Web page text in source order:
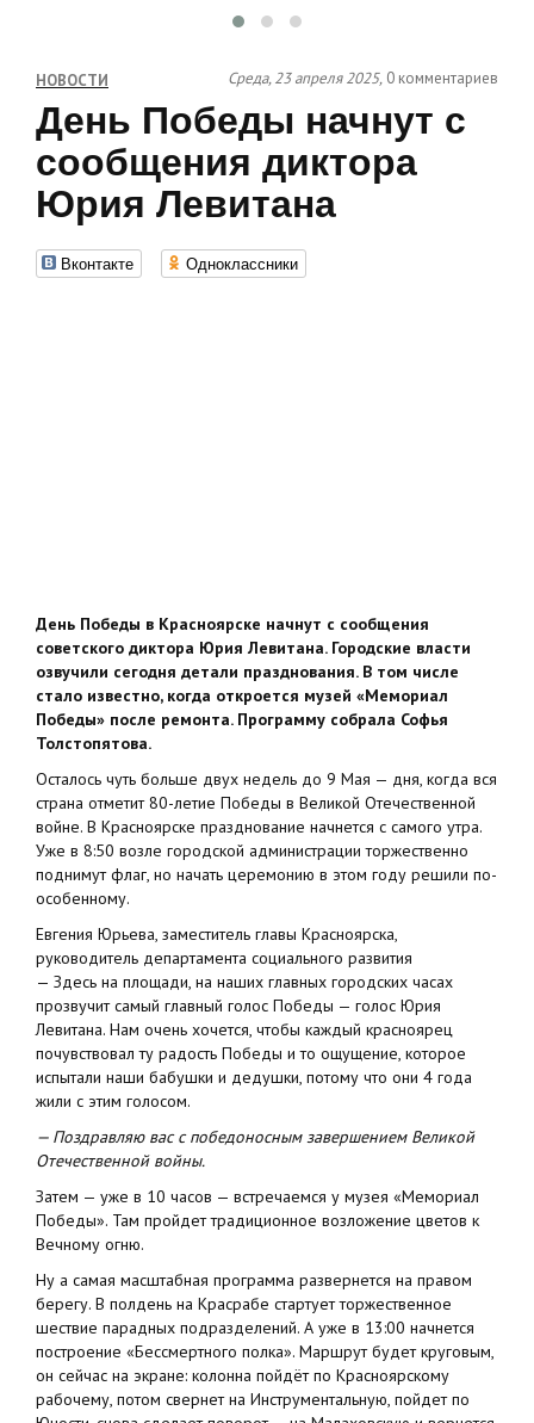
НОВОСТИ Среда, 23 апреля 2025, 0 комментариев
День Победы начнут с
сообщения диктора
Юрия Левитана
Вконтакте Одноклассники
День Победы в Красноярске начнут с сообщения
советского диктора Юрия Левитана. Городские власти
озвучили сегодня детали празднования. В том числе
стало известно, когда откроется музей «Мемориал
Победы» после ремонта. Программу собрала Софья
Толстопятова.
Осталось чуть больше двух недель до 9 Мая — дня, когда вся
страна отметит 80-летие Победы в Великой Отечественной
войне. В Красноярске празднование начнется с самого утра.
Уже в 8:50 возле городской администрации торжественно
поднимут флаг, но начать церемонию в этом году решили по-
особенному.
Евгения Юрьева, заместитель главы Красноярска,
руководитель департамента социального развития
— Здесь на площади, на наших главных городских часах
прозвучит самый главный голос Победы — голос Юрия
Левитана. Нам очень хочется, чтобы каждый красноярец
почувствовал ту радость Победы и то ощущение, которое
испытали наши бабушки и дедушки, потому что они 4 года
жили с этим голосом.
— Поздравляю вас с победоносным завершением Великой
Отечественной войны.
Затем — уже в 10 часов — встречаемся у музея «Мемориал
Победы». Там пройдет традиционное возложение цветов к
Вечному огню.
Ну а самая масштабная программа развернется на правом
берегу. В полдень на Красрабе стартует торжественное
шествие парадных подразделений. А уже в 13:00 начнется
построение «Бессмертного полка». Маршрут будет круговым,
он сейчас на экране: колонна пойдёт по Красноярскому
рабочему, потом свернет на Инструментальную, пойдет по